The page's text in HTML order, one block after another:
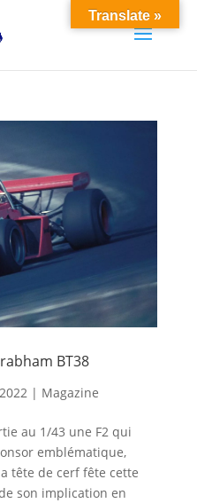
BT38
| Magazine
au 1/43 une F2 qui
emblématique,
tête de cerf fête cette
son implication en
Translate »